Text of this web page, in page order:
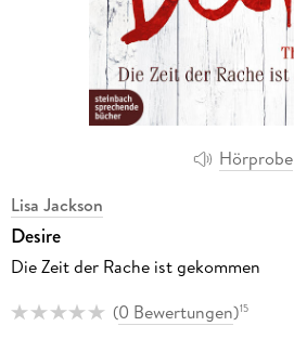
Hörprobe
Lisa Jackson
Desire
Die Zeit der Rache ist gekommen
(0 Bewertungen)15